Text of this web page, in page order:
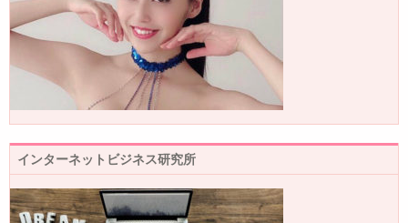
インターネットビジネス研究所